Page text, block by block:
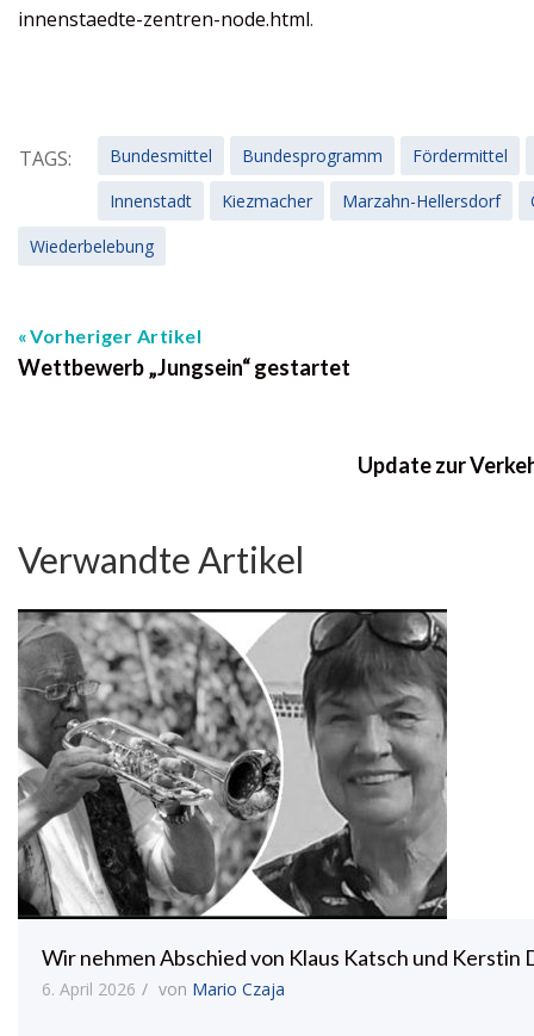
innenstaedte-zentren-node.html.
TAGS: Bundesmittel Bundesprogramm
Fördermittel
Innenstadt
Kiezmacher Marzahn-Hellersdorf
Wiederbelebung
Vorheriger Artikel
Wettbewerb „Jungsein“ gestartet
Update zur
Verwandte Artikel
Wir nehmen Abschied von Klaus Katsch und Kerstin
6. April 2026 von Mario Czaja